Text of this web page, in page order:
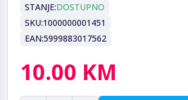
STANJE:DOSTUPNO
SKU:1000000001451
EAN:5999883017562
10.00 KM